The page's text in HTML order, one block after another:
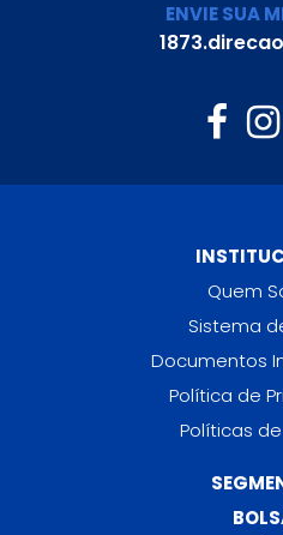
ENVIE SUA
Quem
Sistema
Documentos
Política de
Políticas